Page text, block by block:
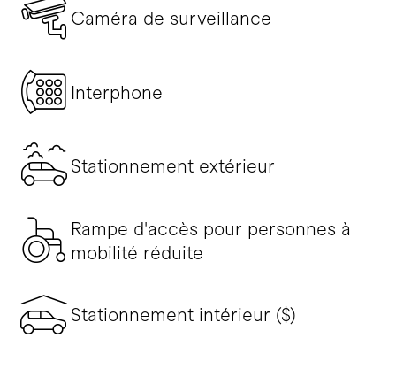
Caméra de surveillance
Interphone
Stationnement extérieur
Rampe d'accès pour personnes à
mobilité réduite
Stationnement intérieur ($)